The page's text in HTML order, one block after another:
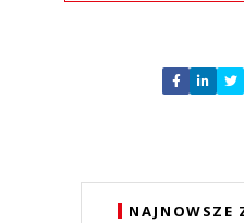
Nie
Zostaw
NAJNOWSZE